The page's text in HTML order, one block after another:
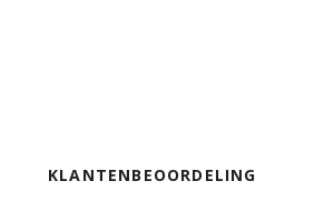
KLANTENBEOORDELING